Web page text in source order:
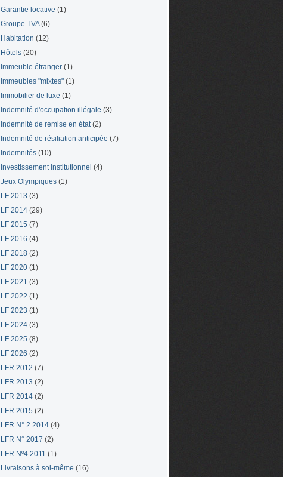
Garantie locative (1)
Groupe TVA(6)
Habitation (12)
Hôtels (20)
Immeuble étranger (1)
Immeubles "mixtes" (1)
Immobilier de luxe (1)
Indemnité d'occupation illégale (3)
Indemnité de remise en état(2)
Indemnité de résiliation anticipée (7)
Indemnités (10)
Investissement institutionnel (4)
Jeux Olympiques (1)
LF 2013 (3)
LF 2014 (29)
LF 2015 (7)
LF 2016 (4)
LF 2018 (2)
LF 2020 (1)
LF 2021 (3)
LF 2022 (1)
LF 2023 (1)
LF 2024 (3)
LF 2025 (8)
LF 2026 (2)
LFR 2012 (7)
LFR 2013 (2)
LFR 2014 (2)
LFR 2015 (2)
LFR N° 2 2014 (4)
LFR N° 2017 (2)
LFR Nº4 2011 (1)
Livraisons à soi-même (16)